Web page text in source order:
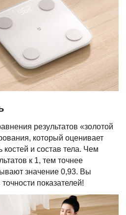
результатов «золотой
который оценивает
и состав тела. Чем
к 1, тем точнее
значение 0,93. Вы
показателей!